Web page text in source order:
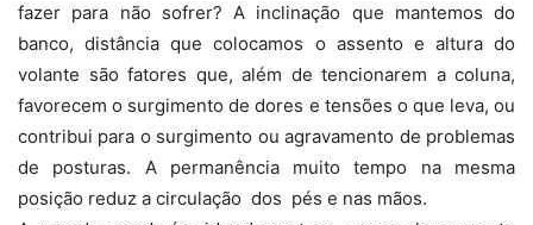
fazer para não sofrer? A inclinação que mantemos do
banco, distância que colocamos o assento e altura do
volante são fatores que, além de tencionarem a coluna,
favorecem o surgimento de dores e tensões o que leva, ou
contribui para o surgimento ou agravamento de problemas
de posturas. A permanência muito tempo na mesma
posição reduz a circulação dos pés e nas mãos.